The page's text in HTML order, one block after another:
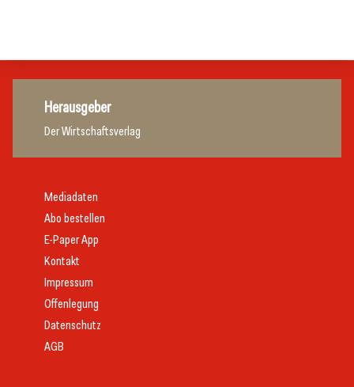
Herausgeber
Der Wirtschaftsverlag
Mediadaten
Abo bestellen
E-Paper App
Kontakt
Impressum
Offenlegung
Datenschutz
AGB